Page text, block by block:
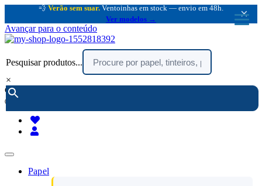
💨 Verão sem suar. Ventoinhas em stock — envio em 48h.
Ver modelos →
×
Avançar para o conteúdo
Pesquisar produtos...
×
encomendar por telefone :
(chamada rede fixa nacional)
Papel